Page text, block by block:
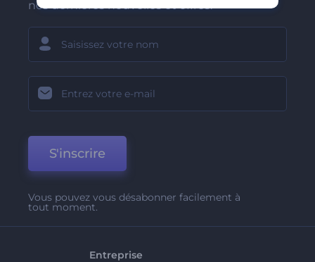
nos dernières nouvelles et offres.
S'inscrire
Vous pouvez vous désabonner facilement à
tout moment.
Entreprise